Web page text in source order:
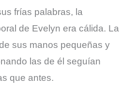
frías palabras, la
de Evelyn era cálida. La
sus manos pequeñas y
las de él seguían
que antes.